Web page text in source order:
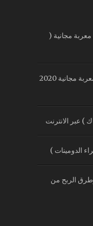
مجانية (
اختيار وتحميل قوالب ووردبريس معربة مجانية 2020
) عبر الانترنت
الدومينات )
الربح من